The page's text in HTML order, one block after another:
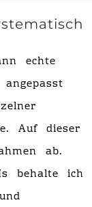
echte
Auf dieser
ab.
behalte ich